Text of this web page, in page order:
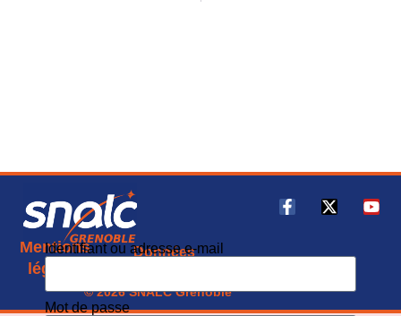
Mentions
légales
Données
© 2026 SNALC Grenoble
Identifiant ou adresse e-mail
Mot de passe